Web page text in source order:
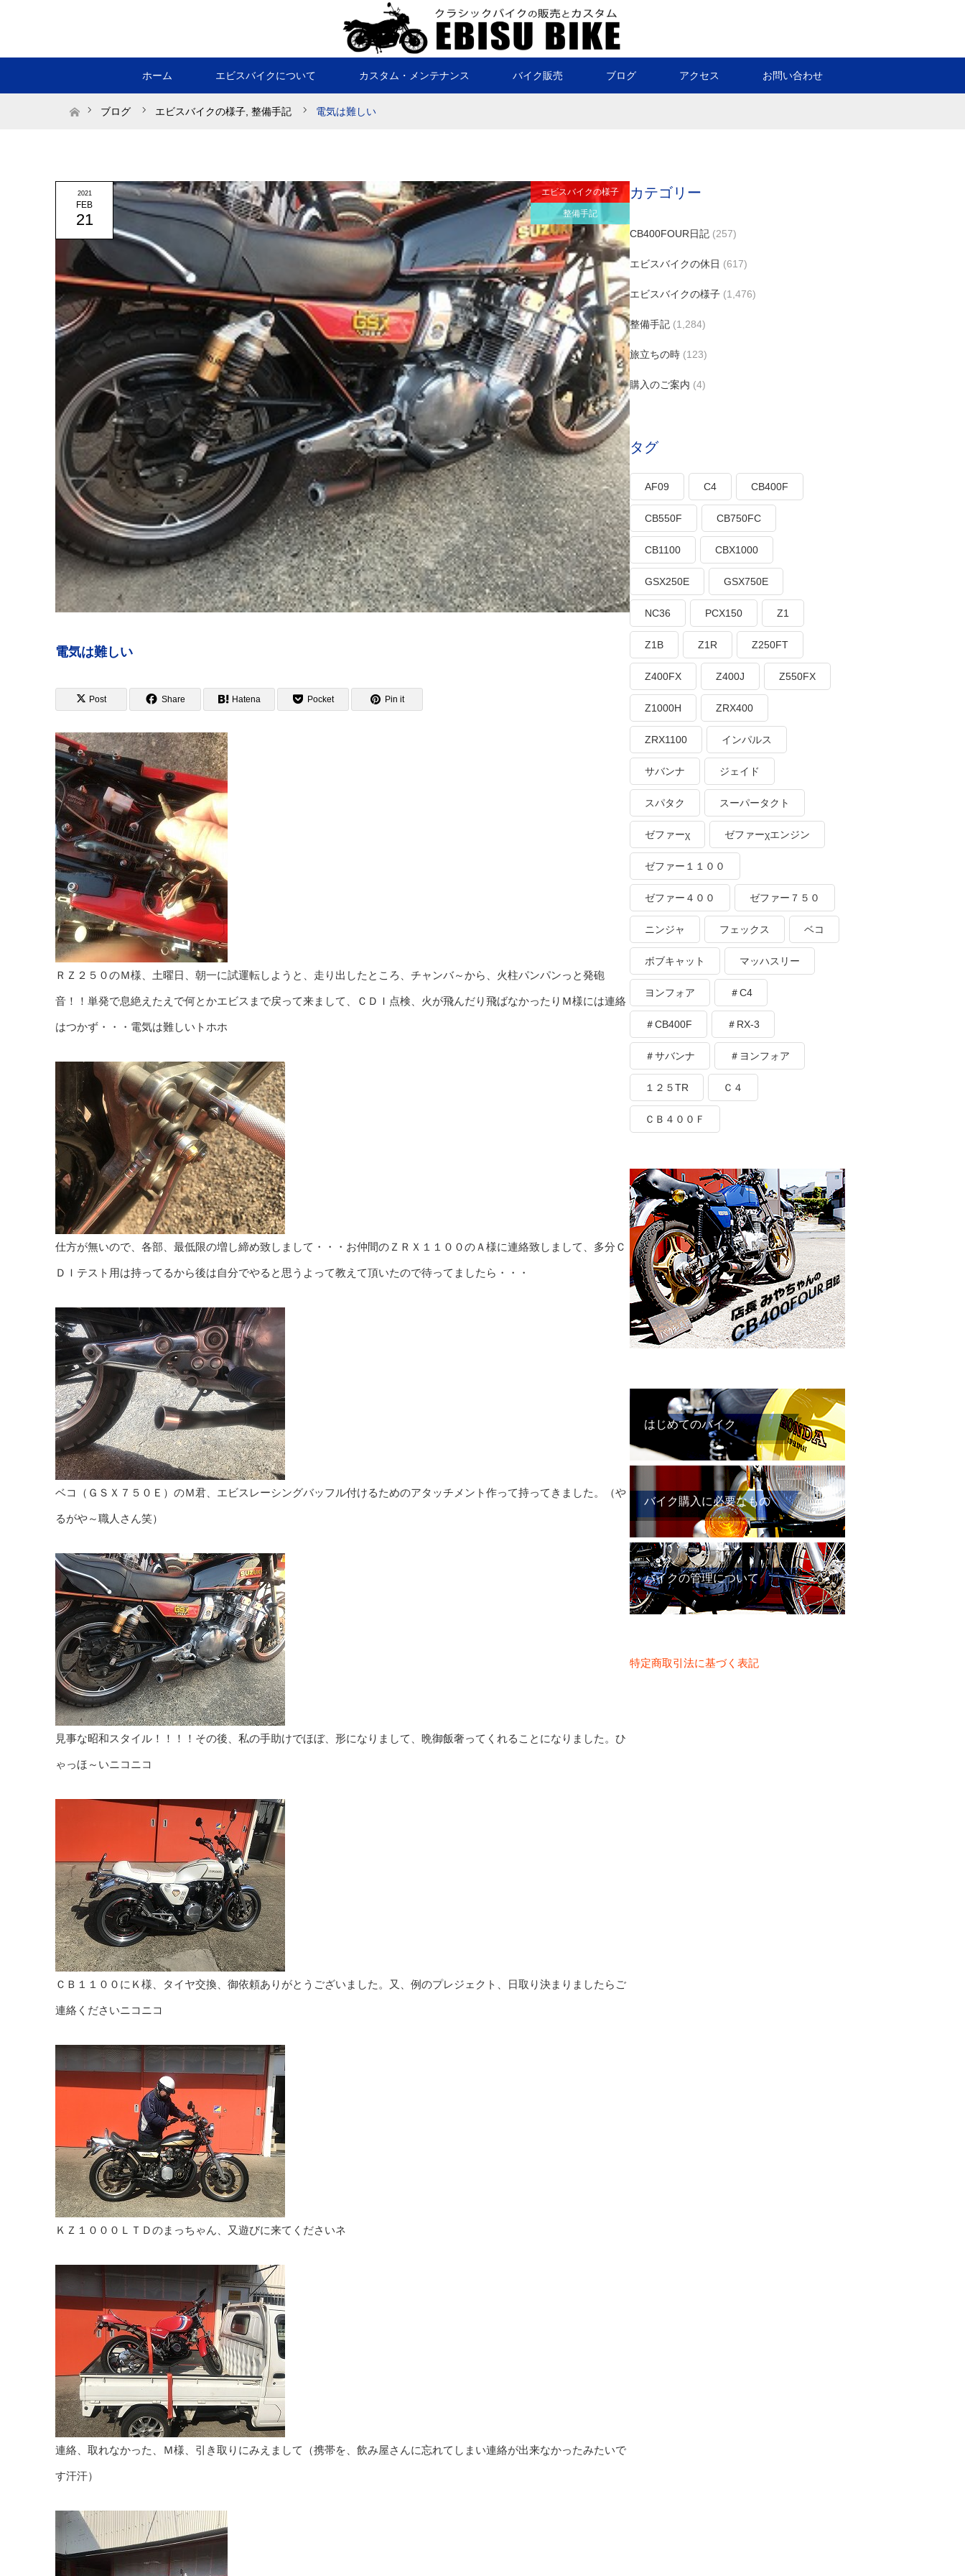
ホーム エビスバイクについて カスタム・メンテナンス バイク販売 ブログ アクセス お問い合わせ
ホームブログ エビスバイクの様子 整備手記 電気は難しい
2021
FEB
21
エビスバイクの様子
整備手記
電気は難しい
Post Share Hatena Pocket Pin it
ＲＺ２５０のＭ様、土曜日、朝一に試運転しようと、走り出したところ、チャンバ～から、火柱パンパンっと発砲
音！！単発で息絶えたえで何とかエビスまで戻って来まして、ＣＤＩ点検、火が飛んだり飛ばなかったりＭ様には連絡
はつかず・・・電気は難しいトホホ
仕方が無いので、各部、最低限の増し締め致しまして・・・お仲間のＺＲＸ１１００のＡ様に連絡致しまして、多分Ｃ
ＤＩテスト用は持ってるから後は自分でやると思うよって教えて頂いたので待ってましたら・・・
ベコ（ＧＳＸ７５０Ｅ）のＭ君、エビスレーシングバッフル付けるためのアタッチメント作って持ってきました。（や
るがや～職人さん笑）
見事な昭和スタイル！！！！その後、私の手助けでほぼ、形になりまして、晩御飯奢ってくれることになりました。ひ
ゃっほ～いニコニコ
ＣＢ１１００にＫ様、タイヤ交換、御依頼ありがとうございました。又、例のプレジェクト、日取り決まりましたらご
連絡くださいニコニコ
ＫＺ１０００ＬＴＤのまっちゃん、又遊びに来てくださいネ
連絡、取れなかった、Ｍ様、引き取りにみえまして（携帯を、飲み屋さんに忘れてしまい連絡が出来なかったみたいで
す汗汗）
カテゴリー
CB400FOUR日記 (257)
エビスバイクの休日 (617)
エビスバイクの様子 (1,476)
整備手記 (1,284)
旅立ちの時 (123)
購入のご案内 (4)
タグ
AF09 C4 CB400F
CB550F CB750FC
CB1100 CBX1000
GSX250E GSX750E
NC36 PCX150 Z1
Z1B Z1R Z250FT
Z400FX Z400J Z550FX
Z1000H ZRX400
ZRX1100 インパルス
サバンナ ジェイド
スパタク スーパータクト
ゼファーχ ゼファーχエンジン
ゼファー１１００
ゼファー４００ ゼファー７５０
ニンジャ フェックス ベコ
ボブキャット マッハスリー
ヨンフォア ＃C4
＃CB400F ＃RX-3
＃サバンナ ＃ヨンフォア
１２５TR Ｃ４
ＣＢ４００Ｆ
はじめてのバイク
バイク購入に必要なもの
バイクの管理について
特定商取引法に基づく表記